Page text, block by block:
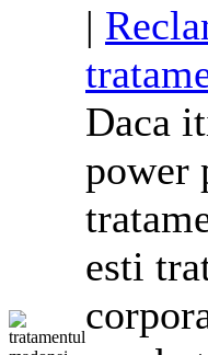
|
Daca
power
esti